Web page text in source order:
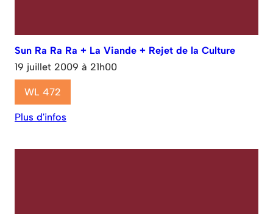
Sun Ra Ra Ra + La Viande + Rejet de la Culture
19 juillet 2009 à 21h00
WL 472
Plus d'infos